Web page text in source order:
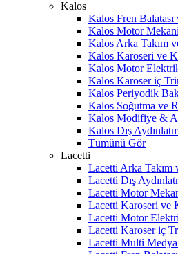
Kalos
Kalos Fren
Kalos Motor
Kalos Arka Takım
Kalos Karoseri ve
Kalos Motor
Kalos Karoser iç
Kalos Periyodik
Kalos Soğutma ve
Kalos Modifiye &
Kalos Dış
Tümünü Gör
Lacetti
Lacetti Arka Takım
Lacetti Dış
Lacetti Motor
Lacetti Karoseri ve
Lacetti Motor
Lacetti Karoser iç
Lacetti Multi